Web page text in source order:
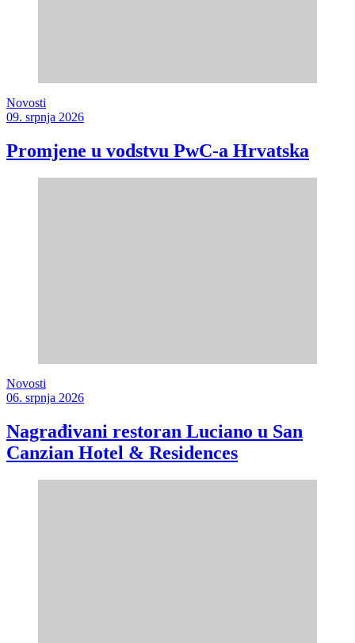
Novosti
09. srpnja 2026
Promjene u vodstvu PwC-a Hrvatska
Novosti
06. srpnja 2026
Nagrađivani restoran Luciano u San
Canzian Hotel & Residences